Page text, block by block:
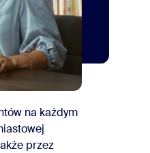
na każdym
przez